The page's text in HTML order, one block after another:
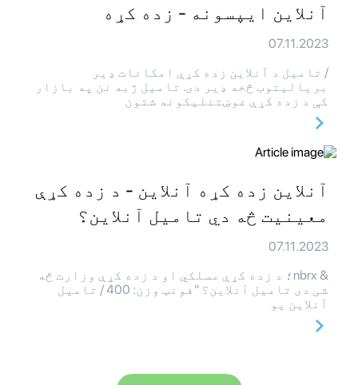
آنلاین ایپسونه - زده کړه
07.11.2023
/ تامیل د آنلاین زده کړې امکانات ډیر
بریالیتوب څخه ډیر دی. تامیل ژبه نن په بازار
کې د زده کړې غوښتنلیکونه شتون
آنلاین زده کړه آنلاین - د زده کړې
معینیت څه دي تامیل آنلاین؟
07.11.2023
& nbrx؛ د زده کړې مسلکي او د زده کړې وزارت څه
شی دی تامیل آنلاین؟ "فونټ وزن: 400 / تامیل
آنلاین یو